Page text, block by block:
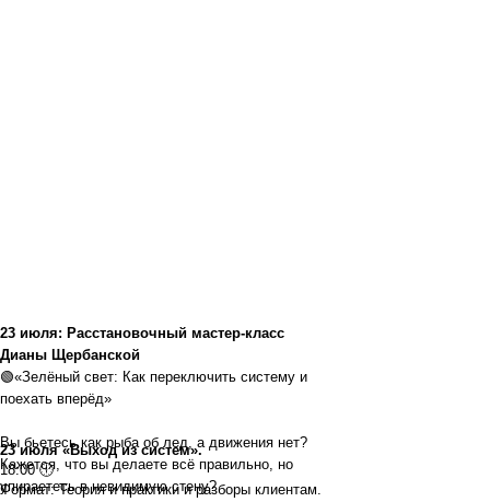
23 июля: Расстановочный мастер-класс
Дианы Щербанской
🟢«Зелёный свет: Как переключить систему и
поехать вперёд»
Вы бьетесь как рыба об лед, а движения нет?
Кажется, что вы делаете всё правильно, но
упираетесь в невидимую стену?
23 июля «Выход из систем».
18:00 🕕
Формат: Теория и практики и разборы клиентам.